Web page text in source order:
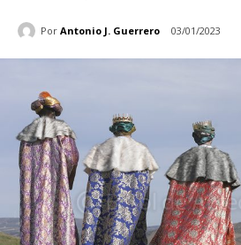
Por Antonio J. Guerrero 03/01/2023